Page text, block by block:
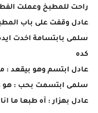
راحت للمطبخ وعملت
عادل وقفت على باب
سلمى بابتسامة اخدت
كده
عادل ابتسم وهو بيقعد :
سلمى ابتسمت بحب : هو
عادل بهزار : آه طبعا ما